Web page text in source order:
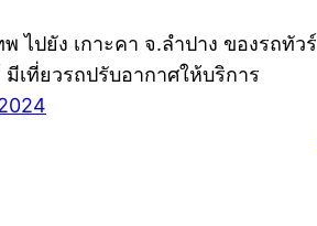
พ ไปยัง เกาะคา จ.ลำปาง ของรถทัวร์
เที่ยวรถปรับอากาศให้บริการ